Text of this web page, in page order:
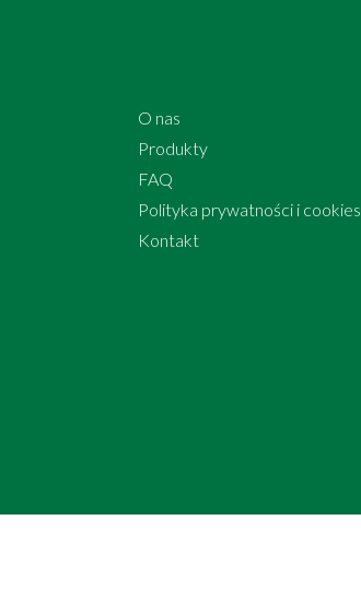
O nas
Produkty
FAQ
Polityka prywatności i cookies
Kontakt